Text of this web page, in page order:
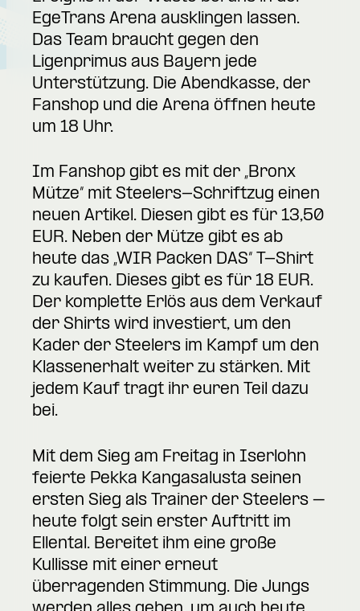
EgeTrans Arena ausklingen lassen.
Das Team braucht gegen den
Ligenprimus aus Bayern jede
Unterstützung. Die Abendkasse, der
Fanshop und die Arena öffnen heute
um 18 Uhr.
Im Fanshop gibt es mit der „Bronx
Mütze“ mit Steelers-Schriftzug einen
neuen Artikel. Diesen gibt es für 13,50
EUR. Neben der Mütze gibt es ab
heute das „WIR Packen DAS“ T-Shirt
zu kaufen. Dieses gibt es für 18 EUR.
Der komplette Erlös aus dem Verkauf
der Shirts wird investiert, um den
Kader der Steelers im Kampf um den
Klassenerhalt weiter zu stärken. Mit
jedem Kauf tragt ihr euren Teil dazu
bei.
Mit dem Sieg am Freitag in Iserlohn
feierte Pekka Kangasalusta seinen
ersten Sieg als Trainer der Steelers –
heute folgt sein erster Auftritt im
Ellental. Bereitet ihm eine große
Kullisse mit einer erneut
überragenden Stimmung. Die Jungs